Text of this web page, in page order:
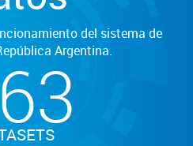
del sistema de
Argentina.